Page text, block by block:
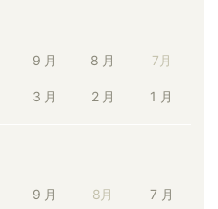
9 月 8 月 7月
3 月 2 月 1 月
9 月 8月 7 月